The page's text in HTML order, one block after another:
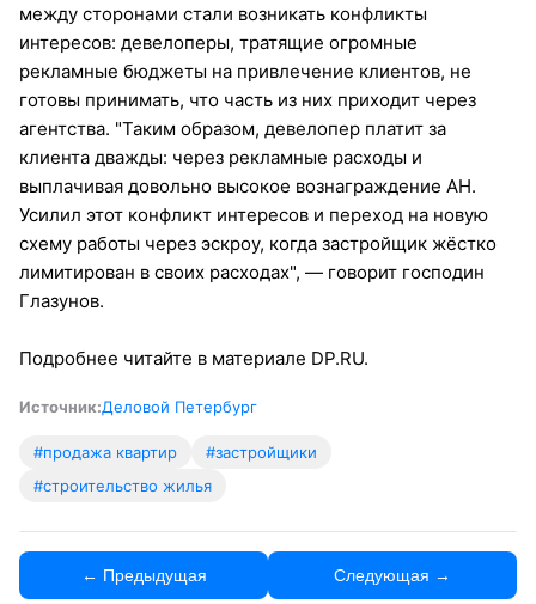
между сторонами стали возникать конфликты
интересов: девелоперы, тратящие огромные
рекламные бюджеты на привлечение клиентов, не
готовы принимать, что часть из них приходит через
агентства. "Таким образом, девелопер платит за
клиента дважды: через рекламные расходы и
выплачивая довольно высокое вознаграждение АН.
Усилил этот конфликт интересов и переход на новую
схему работы через эскроу, когда застройщик жёстко
лимитирован в своих расходах", — говорит господин
Глазунов.
Подробнее читайте в материале DP.RU.
Источник:Деловой Петербург
#продажа квартир
#застройщики
#строительство жилья
← Предыдущая Следующая →